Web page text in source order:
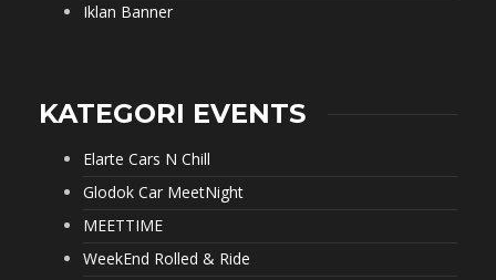
Iklan Banner
KATEGORI EVENTS
Elarte Cars N Chill
Glodok Car MeetNight
MEETTIME
WeekEnd Rolled & Ride